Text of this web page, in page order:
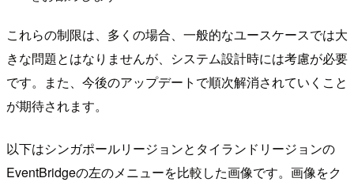
これらの制限は、多くの場合、一般的なユースケースでは大
きな問題とはなりませんが、システム設計時には考慮が必要
です。また、今後のアップデートで順次解消されていくこと
が期待されます。
以下はシンガポールリージョンとタイランドリージョンの
EventBridgeの左のメニューを比較した画像です。画像をク